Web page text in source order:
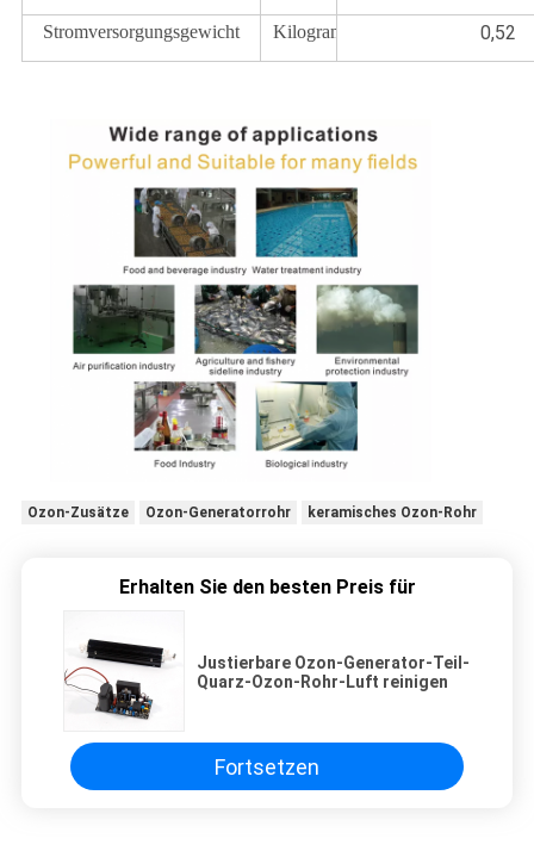
Stromversorgungsgewicht Kilogramm 0,52
Ozon-Zusätze Ozon-Generatorrohr keramisches Ozon-Rohr
Erhalten Sie den besten Preis für
Justierbare Ozon-Generator-Teil-
Quarz-Ozon-Rohr-Luft reinigen
Fortsetzen